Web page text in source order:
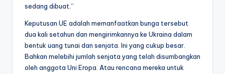
sedang dibuat.”
Keputusan UE adalah memanfaatkan bunga tersebut
dua kali setahun dan mengirimkannya ke Ukraina dalam
bentuk uang tunai dan senjata. Ini yang cukup besar.
Bahkan melebihi jumlah senjata yang telah disumbangkan
oleh anggota Uni Eropa. Atau rencana mereka untuk